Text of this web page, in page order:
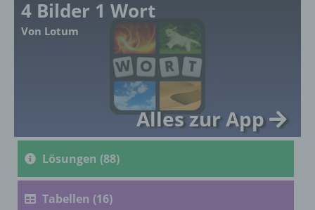
4 Bilder 1 Wort
Von Lotum
Alles zur App
Lösungen (88)
Tabellen (16)
Ausdruck der physischen, physiologischen,
genetischen, psychischen, wirtschaftlichen,
kulturellen oder sozialen Identität dieser
natürlichen Person sind, identifiziert werden
b) betroffene Person
identifizierbare natürliche Person, deren
werden.